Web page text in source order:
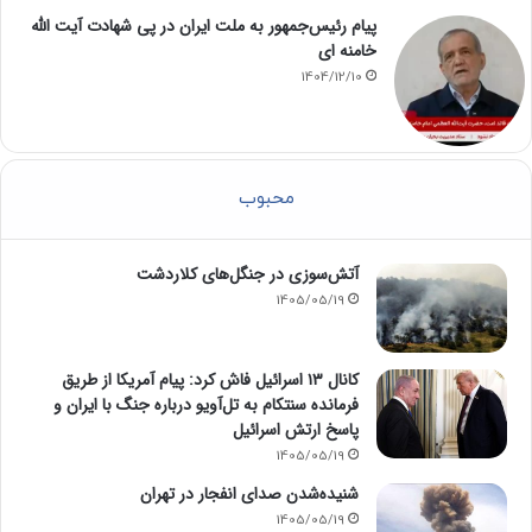
پیام رئیس‌جمهور به ملت ایران در پی شهادت آیت الله
خامنه ای
1404/12/10
محبوب
آتش‌سوزی در جنگل‌های کلاردشت
1405/05/19
کانال ۱۳ اسرائیل فاش کرد: پیام آمریکا از طریق
فرمانده سنتکام به تل‌آویو درباره جنگ با ایران و
پاسخ ارتش اسرائیل
1405/05/19
شنیده‌شدن صدای انفجار در تهران
1405/05/19